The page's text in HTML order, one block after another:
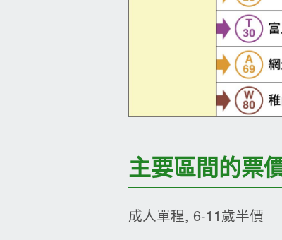
主要區間的票
成人單程, 6-11歲半價